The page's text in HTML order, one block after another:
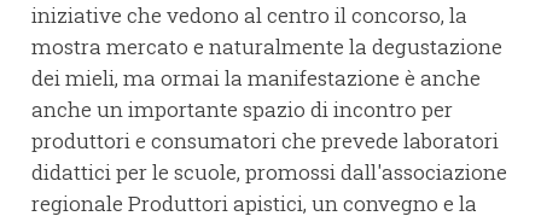
iniziative che vedono al centro il concorso, la
mostra mercato e naturalmente la degustazione
dei mieli, ma ormai la manifestazione è anche
anche un importante spazio di incontro per
produttori e consumatori che prevede laboratori
didattici per le scuole, promossi dall'associazione
regionale Produttori apistici, un convegno e la